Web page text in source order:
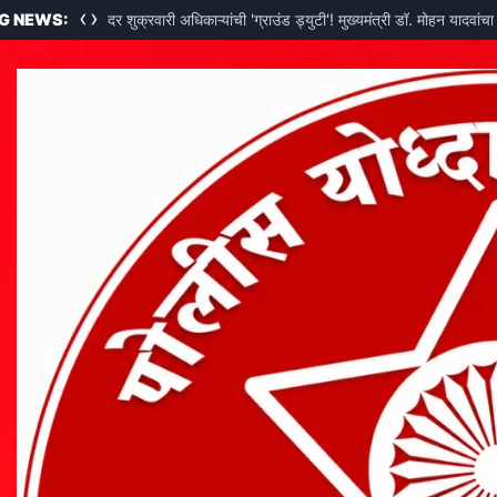
NEWS:
संपन्न! दर शुक्रवारी अधिकाऱ्यांची 'ग्राउंड ड्युटी'! मुख्यमंत्री डॉ. मोहन
‹›